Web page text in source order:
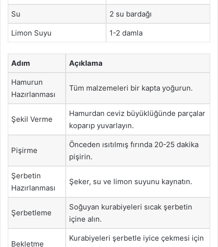
Su 2 su bardağı
Limon Suyu 1-2 damla
Adım Açıklama
Hamurun
Hazırlanması
Tüm malzemeleri bir kapta yoğurun.
Şekil Verme
Hamurdan ceviz büyüklüğünde parçalar
koparıp yuvarlayın.
Pişirme
Önceden ısıtılmış fırında 20-25 dakika
pişirin.
Şerbetin
Hazırlanması
Şeker, su ve limon suyunu kaynatın.
Şerbetleme
Soğuyan kurabiyeleri sıcak şerbetin
içine alın.
Bekletme
Kurabiyeleri şerbetle iyice çekmesi için